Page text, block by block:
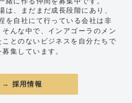
は、まだまだ成長段階にあり、
を自社にて行っている会社は非
んな中で、インアゴーラのメン
とのないビジネスを自分たちで
集しています。
→ 採用情報